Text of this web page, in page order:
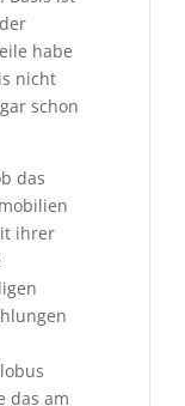
habe
nicht
schon
das
ihrer
das am